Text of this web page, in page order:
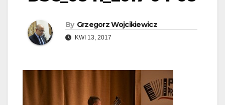
By Grzegorz Wojcikiewicz
KWI 13, 2017